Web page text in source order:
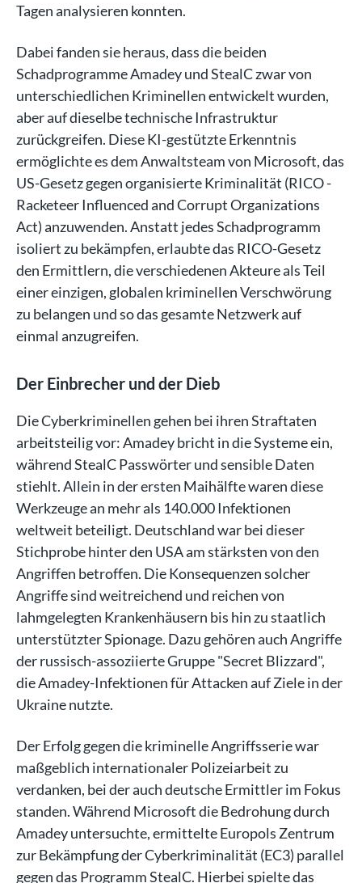
Tagen analysieren konnten.
Dabei fanden sie heraus, dass die beiden
Schadprogramme Amadey und StealC zwar von
unterschiedlichen Kriminellen entwickelt wurden,
aber auf dieselbe technische Infrastruktur
zurückgreifen. Diese KI-gestützte Erkenntnis
ermöglichte es dem Anwaltsteam von Microsoft, das
US-Gesetz gegen organisierte Kriminalität (RICO -
Racketeer Influenced and Corrupt Organizations
Act) anzuwenden. Anstatt jedes Schadprogramm
isoliert zu bekämpfen, erlaubte das RICO-Gesetz
den Ermittlern, die verschiedenen Akteure als Teil
einer einzigen, globalen kriminellen Verschwörung
zu belangen und so das gesamte Netzwerk auf
einmal anzugreifen.
Der Einbrecher und der Dieb
Die Cyberkriminellen gehen bei ihren Straftaten
arbeitsteilig vor: Amadey bricht in die Systeme ein,
während StealC Passwörter und sensible Daten
stiehlt. Allein in der ersten Maihälfte waren diese
Werkzeuge an mehr als 140.000 Infektionen
weltweit beteiligt. Deutschland war bei dieser
Stichprobe hinter den USA am stärksten von den
Angriffen betroffen. Die Konsequenzen solcher
Angriffe sind weitreichend und reichen von
lahmgelegten Krankenhäusern bis hin zu staatlich
unterstützter Spionage. Dazu gehören auch Angriffe
der russisch-assoziierte Gruppe "Secret Blizzard",
die Amadey-Infektionen für Attacken auf Ziele in der
Ukraine nutzte.
Der Erfolg gegen die kriminelle Angriffsserie war
maßgeblich internationaler Polizeiarbeit zu
verdanken, bei der auch deutsche Ermittler im Fokus
standen. Während Microsoft die Bedrohung durch
Amadey untersuchte, ermittelte Europols Zentrum
zur Bekämpfung der Cyberkriminalität (EC3) parallel
gegen das Programm StealC. Hierbei spielte das